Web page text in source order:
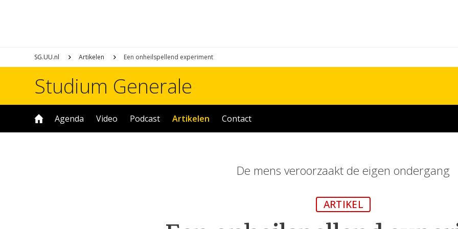
SG.UU.nl Artikelen Een onheilspellend experiment
Studium Generale
Agenda Video Podcast Artikelen Contact
De mens veroorzaakt de eigen ondergang
ARTIKEL